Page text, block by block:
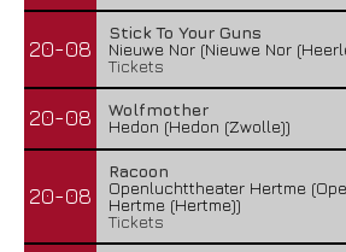
20-08
Stick To Your Guns
Nieuwe Nor (Nieuwe Nor
Tickets
20-08
Wolfmother
Hedon (Hedon (Zwolle))
20-08
Racoon
Openluchttheater Hertme
Hertme (Hertme))
Tickets